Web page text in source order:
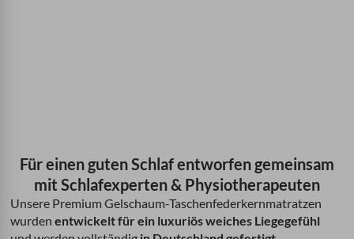
Für einen guten Schlaf entworfen gemeinsam
mit Schlafexperten & Physiotherapeuten
Unsere Premium Gelschaum-Taschenfederkernmatratzen
wurdenentwickelt für ein luxuriös weiches Liegegefühl